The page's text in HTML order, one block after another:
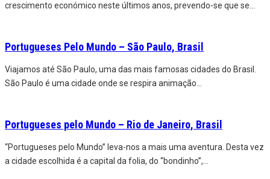
crescimento económico neste últimos anos, prevendo-se que se...
Portugueses Pelo Mundo – São Paulo, Brasil
Viajamos até São Paulo, uma das mais famosas cidades do Brasil.
São Paulo é uma cidade onde se respira animação...
Portugueses pelo Mundo – Rio de Janeiro, Brasil
“Portugueses pelo Mundo” leva-nos a mais uma aventura. Desta vez
a cidade escolhida é a capital da folia, do “bondinho”,